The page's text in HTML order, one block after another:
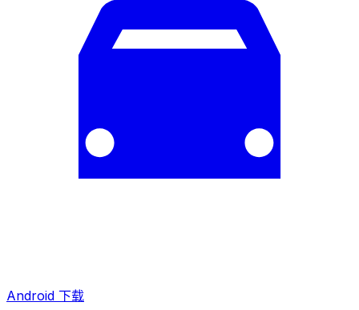
Android 下载